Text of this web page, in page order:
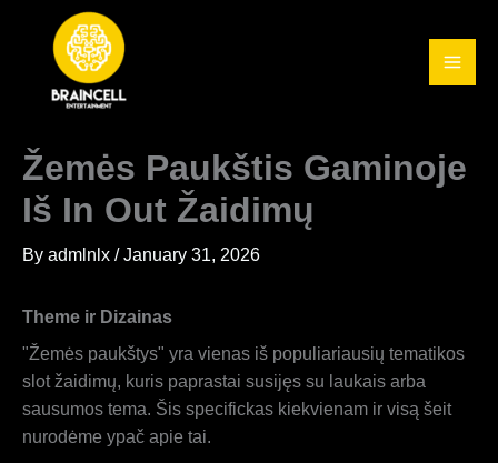
content
Žemės Paukštis Gaminoje
Iš In Out Žaidimų
By admlnlx /January 31, 2026
Theme ir Dizainas
"Žemės paukštys" yra vienas iš populiariausių tematikos
slot žaidimų, kuris paprastai susijęs su laukais arba
sausumos tema. Šis specifickas kiekvienam ir visą šeit
nurodėme ypač apie tai.